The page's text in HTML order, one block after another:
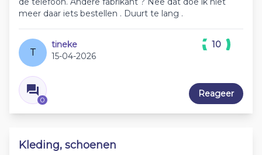
meer daar iets bestellen . Duurt te lang .
T
tineke
15-04-2026
0
10
Reageer
Kleding, schoenen